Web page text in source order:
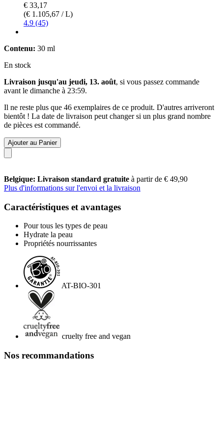
€ 33,17
(€ 1.105,67 / L)
4.9 (45)
Contenu: 30 ml
En stock
Livraison jusqu'au jeudi, 13. août, si vous passez commande
avant le dimanche à 23:59.
Il ne reste plus que 46 exemplaires de ce produit. D'autres arriveront
bientôt ! La date de livraison peut changer si un plus grand nombre
de pièces est commandé.
Ajouter au Panier
Belgique: Livraison standard gratuite à partir de € 49,90
Plus d'informations sur l'envoi et la livraison
Caractéristiques et avantages
Pour tous les types de peau
Hydrate la peau
Propriétés nourrissantes
AT-BIO-301
cruelty free and vegan
Nos recommandations